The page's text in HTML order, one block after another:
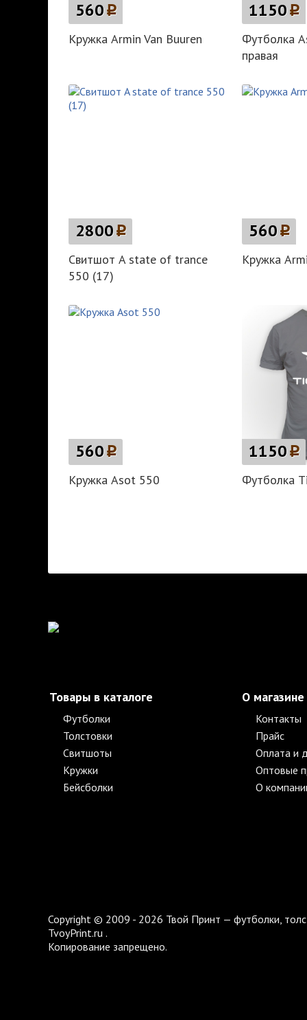
560p
Кружка Armin Van Buuren
1150p
Футболка
правая
2800p
Свитшот A state of trance
550 (17)
560p
Кружка
560p
Кружка Asot 550
1150p
Футболка
Товары в каталоге
Футболки
Толстовки
Свитшоты
Кружки
Бейсболки
О магазине
Контакты
Прайс
Оплата и
Оптовые
О
Copyright © 2009 - 2026 Твой Принт — футболки,
TvoyPrint.ru .
Копирование запрещено.